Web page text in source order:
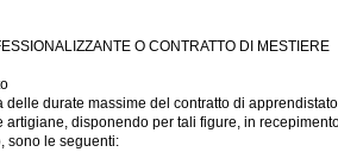
O CONTRATTO DI MESTIERE
durate massime del contratto di
disponendo per tali figure, in
sono le seguenti: